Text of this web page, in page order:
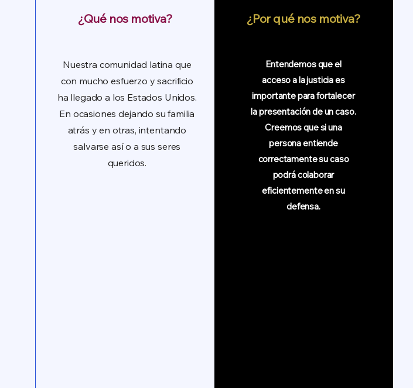
¿Qué nos motiva?
Nuestra comunidad latina que
con mucho esfuerzo y sacrificio
ha llegado a los Estados Unidos.
En ocasiones dejando su familia
atrás y en otras, intentando
salvarse así o a sus seres
queridos.
¿Por qué nos motiva?
Entendemos que el
acceso a la justicia es
importante para fortalecer
la presentación de un caso.
Creemos que si una
persona entiende
correctamente su caso
podrá colaborar
eficientemente en su
defensa.